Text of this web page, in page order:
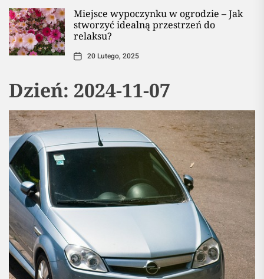
Miejsce wypoczynku w ogrodzie – Jak
stworzyć idealną przestrzeń do
relaksu?
20 Lutego, 2025
Dzień: 2024-11-07